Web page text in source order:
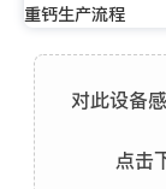
重钙生产流程
对此设备
点击